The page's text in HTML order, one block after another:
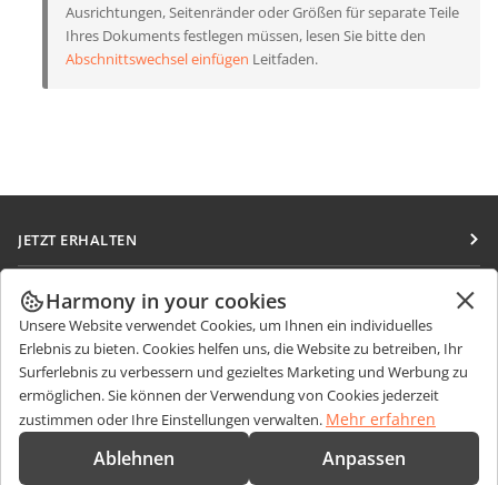
Ausrichtungen, Seitenränder oder Größen für separate Teile
Ihres Dokuments festlegen müssen, lesen Sie bitte den
Abschnittswechsel einfügen Leitfaden.
JETZT ERHALTEN
Docs
DocSpace
Workspace
Integrations-Apps
Desktop-Apps
Mobile Apps
ZUSAMMENARBEITEN
Für Mitwirkende
Für Übersetzer
Für Influencer
Stellenangebote
NACHRICHTEN ERHALTEN
Blog
HILFE ERHALTEN
Forum
Harmony in your cookies
Unsere Website verwendet Cookies, um Ihnen ein individuelles
Erlebnis zu bieten. Cookies helfen uns, die Website zu betreiben, Ihr
Surferlebnis zu verbessern und gezieltes Marketing und Werbung zu
ermöglichen. Sie können der Verwendung von Cookies jederzeit
zustimmen oder Ihre Einstellungen verwalten. Mehr erfahren
Ablehnen Anpassen